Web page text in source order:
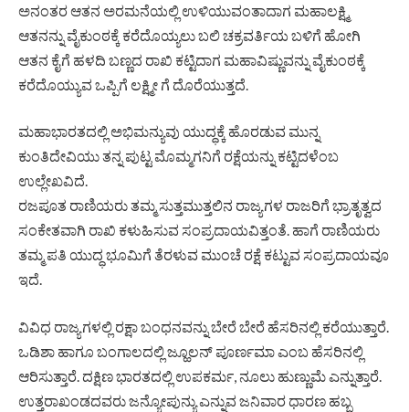
ಅನಂತರ ಆತನ ಅರಮನೆಯಲ್ಲಿ ಉಳಿಯುವಂತಾದಾಗ ಮಹಾಲಕ್ಷ್ಮಿ
ಆತನನ್ನು ವೈಕುಂಠಕ್ಕೆ ಕರೆದೊಯ್ಯಲು ಬಲಿ ಚಕ್ರವರ್ತಿಯ ಬಳಿಗೆ ಹೋಗಿ
ಆತನ ಕೈಗೆ ಹಳದಿ ಬಣ್ಣದ ರಾಖಿ ಕಟ್ಟಿದಾಗ ಮಹಾವಿಷ್ಣುವನ್ನು ‌ವೈಕುಂಠಕ್ಕೆ
ಕರೆದೊಯ್ಯುವ ಒಪ್ಪಿಗೆ ಲಕ್ಷ್ಮೀ ಗೆ ದೊರೆಯುತ್ತದೆ.
ಮಹಾಭಾರತದಲ್ಲಿ ಅಭಿಮನ್ಯುವು ಯುದ್ಧಕ್ಕೆ ಹೊರಡುವ ಮುನ್ನ
ಕುಂತಿದೇವಿಯು ತನ್ನ ಪುಟ್ಟ ಮೊಮ್ಮಗನಿಗೆ ರಕ್ಷೆಯನ್ನು ಕಟ್ಟಿದಳೆಂಬ
ಉಲ್ಲೇಖವಿದೆ.
ರಜಪೂತ ರಾಣಿಯರು ತಮ್ಮ ಸುತ್ತಮುತ್ತಲಿನ ರಾಜ್ಯಗಳ ರಾಜರಿಗೆ ಭ್ರಾತೃತ್ವದ
ಸಂಕೇತವಾಗಿ ರಾಖಿ ಕಳುಹಿಸುವ ಸಂಪ್ರದಾಯವಿತ್ತಂತೆ. ಹಾಗೆ ರಾಣಿಯರು
ತಮ್ಮ ಪತಿ ಯುದ್ಧ ಭೂಮಿಗೆ ತೆರಳುವ ಮುಂಚೆ ರಕ್ಷೆ ಕಟ್ಟುವ ಸಂಪ್ರದಾಯವೂ
ಇದೆ.
ವಿವಿಧ ರಾಜ್ಯಗಳಲ್ಲಿ ರಕ್ಷಾ ಬಂಧನವನ್ನು ಬೇರೆ ಬೇರೆ ಹೆಸರಿನಲ್ಲಿ ಕರೆಯುತ್ತಾರೆ.
ಒಡಿಶಾ ಹಾಗೂ ಬಂಗಾಲದಲ್ಲಿ ಜ್ಹೂಲನ್ ಪೂರ್ಣಮಾ ಎಂಬ ಹೆಸರಿನಲ್ಲಿ
ಆರಿಸುತ್ತಾರೆ. ದಕ್ಷಿಣ ಭಾರತದಲ್ಲಿ ಉಪಕರ್ಮ, ನೂಲು ಹುಣ್ಣುಮೆ ಎನ್ನುತ್ತಾರೆ.
ಉತ್ತರಾಖಂಡದವರು ಜನ್ಯೋಪುನ್ಯು ಎನ್ನುವ ಜನಿವಾರ ಧಾರಣ ಹಬ್ಬ